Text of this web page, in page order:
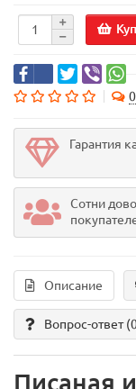
0
Гарантия
Сотни
Описание
Вопрос-ответ
Писаная